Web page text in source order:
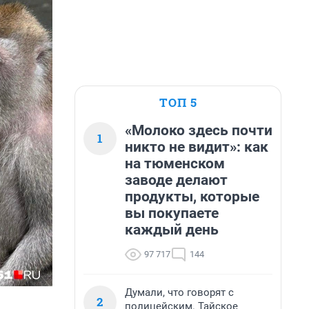
ТОП 5
1
«Молоко здесь почти
никто не видит»: как
на тюменском
заводе делают
продукты, которые
вы покупаете
каждый день
97 717 144
2
Думали, что говорят с
полицейским. Тайское